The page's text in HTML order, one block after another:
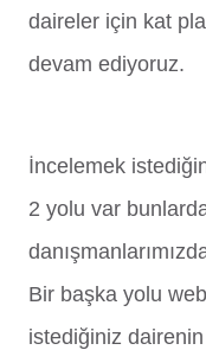
daireler için kat
devam ediyoruz.
İncelemek
2 yolu var
Bir başka yolu
istediğiniz